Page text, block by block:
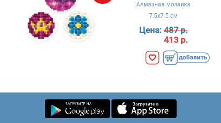
Алмазная мозаика
7.5x7.5 см
Цена:487 р.
413 р.